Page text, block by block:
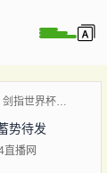
迪亚斯首季拜仁之旅完美收官 剑指世界杯蓄势待发
势待发
直播网